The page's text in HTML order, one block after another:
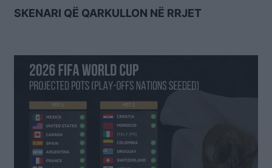
SKENARI QË QARKULLON NË RRJET